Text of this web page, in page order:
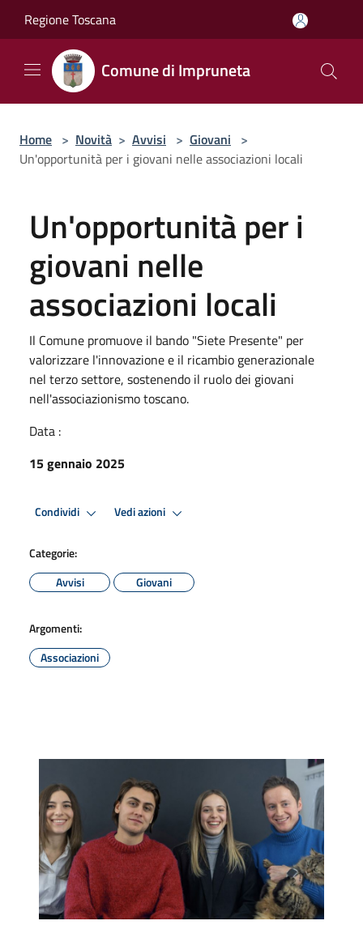
Regione Toscana
Comune di Impruneta
Home > Novità > Avvisi > Giovani >
Un'opportunità per i giovani nelle associazioni locali
Un'opportunità per i
giovani nelle
associazioni locali
Il Comune promuove il bando "Siete Presente" per
valorizzare l'innovazione e il ricambio generazionale
nel terzo settore, sostenendo il ruolo dei giovani
nell'associazionismo toscano.
Data :
15 gennaio 2025
Condividi Vedi azioni
Categorie:
Avvisi
Giovani
Argomenti:
Associazioni